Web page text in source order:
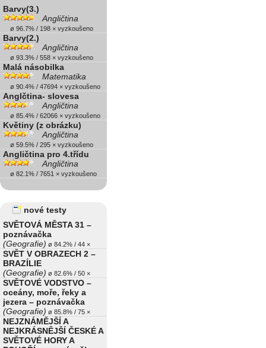
Barvy(3.)
Angličtina
ø 96.7% / 198 × vyzkoušeno
Barvy(2.)
Angličtina
ø 93.3% / 558 × vyzkoušeno
Malá násobilka
Matematika
ø 90.4% / 47694 × vyzkoušeno
Anglčtina- slovesa
Angličtina
ø 85.4% / 62066 × vyzkoušeno
Květiny (z obrázku)
Angličtina
ø 59.5% / 295 × vyzkoušeno
Angličtina pro 4.třídu
Angličtina
ø 82.1% / 7651 × vyzkoušeno
nové testy
SVĚTOVÁ MĚSTA 31 –
poznávačka
(Geografie) ø 84.2% / 44 ×
SVĚT V OBRAZECH 2 –
BRAZÍLIE
(Geografie) ø 82.6% / 50 ×
SVĚTOVÉ VODSTVO –
oceány, moře, řeky a
jezera – poznávačka
(Geografie) ø 85.8% / 75 ×
NEJZNÁMĚJŠÍ A
NEJKRÁSNĚJŠÍ ČESKÉ A
SVĚTOVÉ HORY A